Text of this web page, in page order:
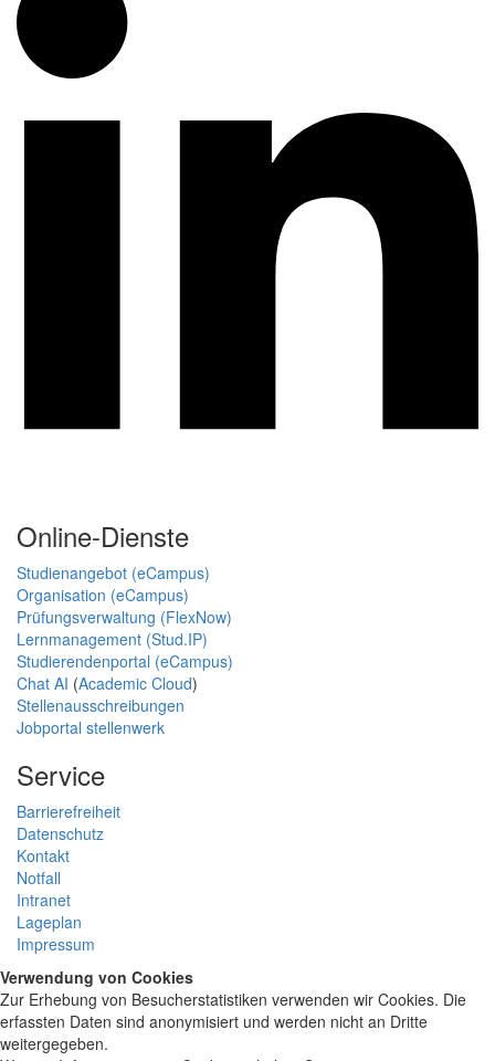
Online-Dienste
Studienangebot (eCampus)
Organisation (eCampus)
Prüfungsverwaltung (FlexNow)
Lernmanagement (Stud.IP)
Studierendenportal (eCampus)
Chat AI (Academic Cloud)
Stellenausschreibungen
Jobportal stellenwerk
Service
Barrierefreiheit
Datenschutz
Kontakt
Notfall
Intranet
Lageplan
Impressum
Verwendung von Cookies
Zur Erhebung von Besucherstatistiken verwenden wir Cookies. Die
erfassten Daten sind anonymisiert und werden nicht an Dritte
weitergegeben.